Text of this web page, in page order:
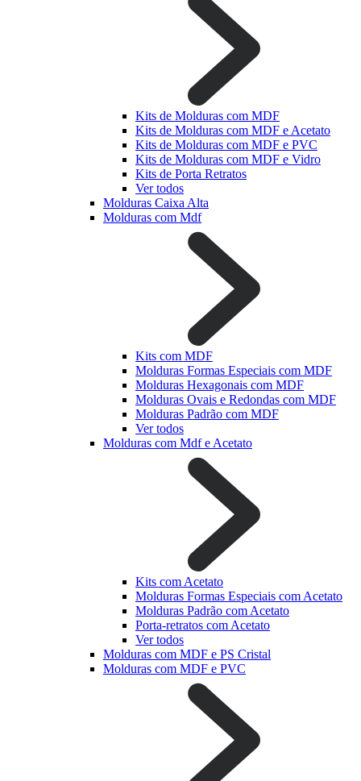
Kits de Molduras com MDF
Kits de Molduras com MDF e Acetato
Kits de Molduras com MDF e PVC
Kits de Molduras com MDF e Vidro
Kits de Porta Retratos
Ver todos
Molduras Caixa Alta
Molduras com Mdf
Kits com MDF
Molduras Formas Especiais com MDF
Molduras Hexagonais com MDF
Molduras Ovais e Redondas com MDF
Molduras Padrão com MDF
Ver todos
Molduras com Mdf e Acetato
Kits com Acetato
Molduras Formas Especiais com Acetato
Molduras Padrão com Acetato
Porta-retratos com Acetato
Ver todos
Molduras com MDF e PS Cristal
Molduras com MDF e PVC